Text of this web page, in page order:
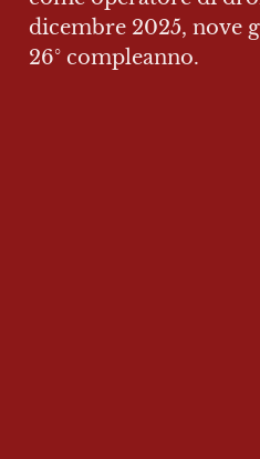
dicembre 2025, nove
26° compleanno.